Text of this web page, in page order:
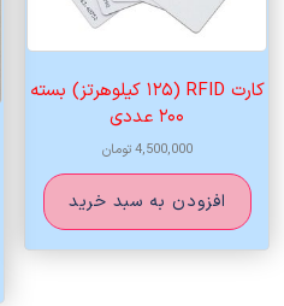
کارت RFID (۱۲۵ کیلوهرتز) بسته
۲۰۰ عددی
4,500,000تومان
افزودن به سبد خرید